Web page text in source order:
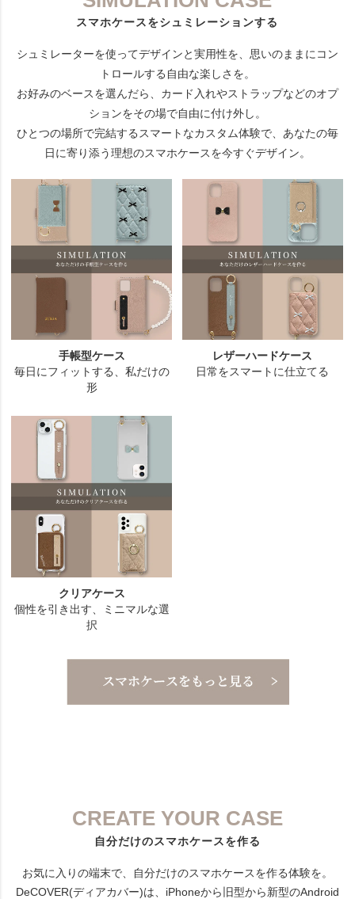
CREATE YOUR CASE
自分だけのスマホケースを作る
お気に入りの端末で、自分だけのスマホケースを作る体験を。
DeCOVER(ディアカバー)は、iPhoneから旧型から新型のAndroid